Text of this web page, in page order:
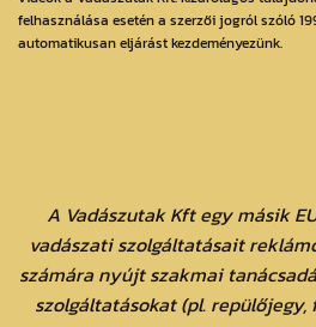
felhasználása esetén a szerzői jogról szóló
automatikusan eljárást kezdeményezünk.
A Vadászutak Kft egy másik
vadászati szolgáltatásait
számára nyújt szakmai
szolgáltatásokat (pl.